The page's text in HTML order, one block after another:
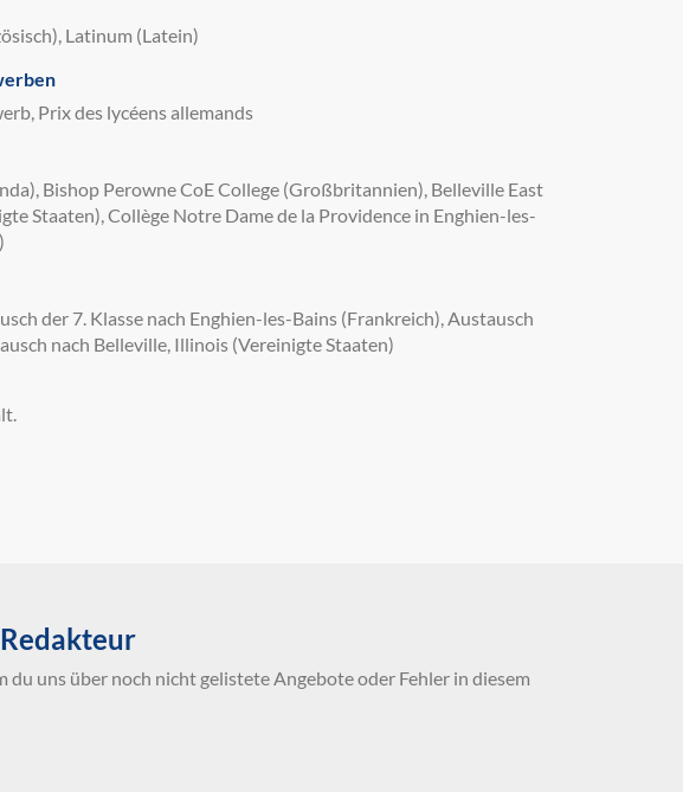
Latinum (Latein)
Prix des lycéens allemands
Bishop Perowne CoE College (Großbritannien), Belleville East
Staaten), Collège Notre Dame de la Providence in Enghien-les-
der 7. Klasse nach Enghien-les-Bains (Frankreich), Austausch
nach Belleville, Illinois (Vereinigte Staaten)
Redakteur
du uns über noch nicht gelistete Angebote oder Fehler in diesem